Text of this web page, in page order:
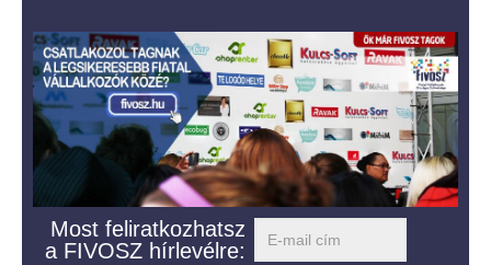
Most feliratkozhatsz
a FIVOSZ hírlevélre: